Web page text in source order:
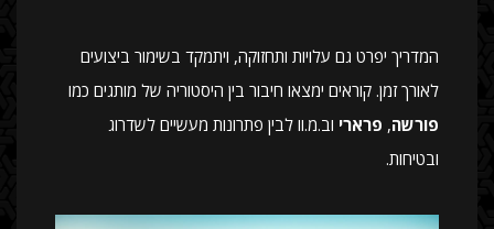
המדריך יפרט גם עלויות ותחזוקה, ויתמקד בשימור ביצועים
לאורך זמן. קוראים ימצאו חיבור בין היסטוריה של מותגים כמו
פורשה, פרארי וב.מ.וו לבין פתרונות מעשיים לשדרוג
ובטיחות.